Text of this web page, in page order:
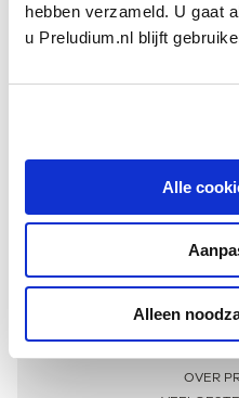
hebben verzameld. U gaat
u Preludium.nl blijft
Alle
Alleen
Meer
OVER